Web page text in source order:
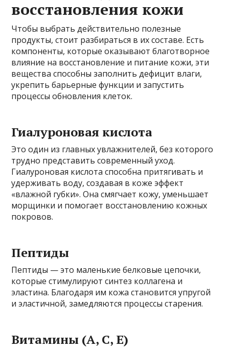
восстановления кожи
Чтобы выбрать действительно полезные
продукты, стоит разбираться в их составе. Есть
компоненты, которые оказывают благотворное
влияние на восстановление и питание кожи, эти
вещества способны заполнить дефицит влаги,
укрепить барьерные функции и запустить
процессы обновления клеток.
Гиалуроновая кислота
Это один из главных увлажнителей, без которого
трудно представить современный уход.
Гиалуроновая кислота способна притягивать и
удерживать воду, создавая в коже эффект
«влажной губки». Она смягчает кожу, уменьшает
морщинки и помогает восстановлению кожных
покровов.
Пептиды
Пептиды — это маленькие белковые цепочки,
которые стимулируют синтез коллагена и
эластина. Благодаря им кожа становится упругой
и эластичной, замедляются процессы старения.
Витамины (A, C, E)